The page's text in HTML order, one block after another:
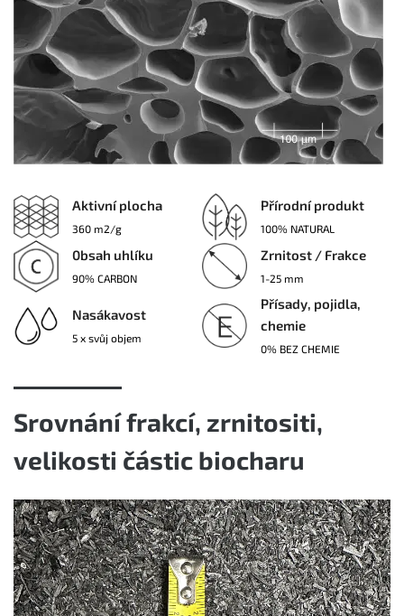
Aktivní plocha
360 m2/g
Přírodní produkt
100% NATURAL
0bsah uhlíku
90% CARBON
Zrnitost / Frakce
1-25 mm
Nasákavost
5 x svůj objem
Přísady, pojidla,
chemie
0% BEZ CHEMIE
Srovnání frakcí, zrnitositi,
velikosti částic biocharu